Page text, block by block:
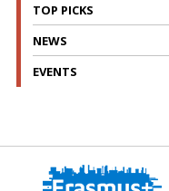
TOP PICKS
NEWS
EVENTS